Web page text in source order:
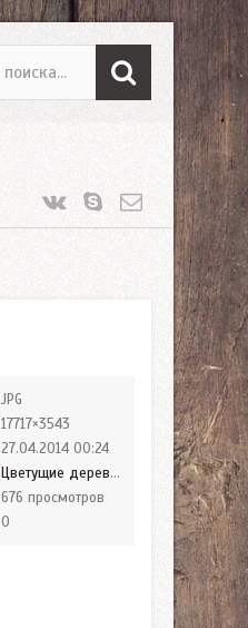
JPG
17717×3543
27.04.2014 00:24
Цветущие деревья
676 просмотров
0